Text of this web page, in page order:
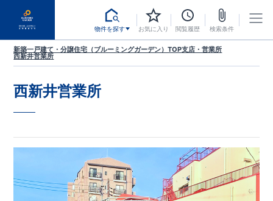
物件を探す お気に入り 閲覧履歴 検索条件
新築一戸建て・分譲住宅（ブルーミングガーデン）TOP支店・営業所
西新井営業所
西新井営業所